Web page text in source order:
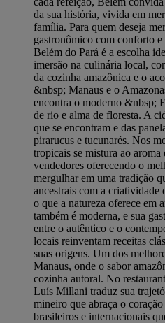
da sua história, vivida em
família. Para quem deseja
gastronômico com conforto
Belém do Pará é a escolha
imersão na culinária local,
da cozinha amazônica e o
&nbsp; Manaus e o
encontra o moderno &nbsp;
de rio e alma de floresta. A
que se encontram e das
pirarucus e tucunarés. Nos
tropicais se mistura ao aroma
vendedores oferecendo o
mergulhar em uma tradição
ancestrais com a criatividade
o que a natureza oferece em
também é moderna, e sua
entre o autêntico e o
locais reinventam receitas
suas origens. Um dos
Manaus, onde o sabor
cozinha autoral. No
Luís Millani traduz sua
mineiro que abraça o
brasileiros e internacionais